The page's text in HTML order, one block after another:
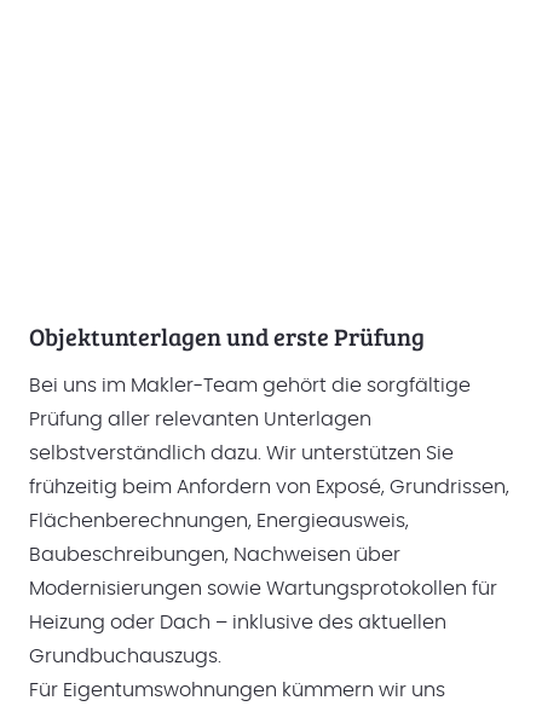
Objektunterlagen und erste Prüfung
Bei uns im Makler-Team gehört die sorgfältige
Prüfung aller relevanten Unterlagen
selbstverständlich dazu. Wir unterstützen Sie
frühzeitig beim Anfordern von Exposé, Grundrissen,
Flächenberechnungen, Energieausweis,
Baubeschreibungen, Nachweisen über
Modernisierungen sowie Wartungsprotokollen für
Heizung oder Dach – inklusive des aktuellen
Grundbuchauszugs.
Für Eigentumswohnungen kümmern wir uns